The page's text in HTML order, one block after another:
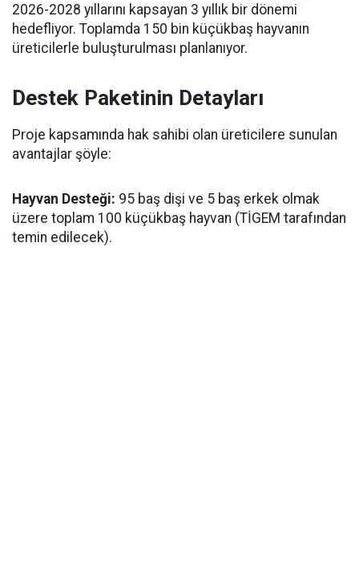
2026-2028 yıllarını kapsayan 3 yıllık bir dönemi
hedefliyor. Toplamda 150 bin küçükbaş hayvanın
üreticilerle buluşturulması planlanıyor.
Destek Paketinin Detayları
Proje kapsamında hak sahibi olan üreticilere sunulan
avantajlar şöyle:
Hayvan Desteği: 95 baş dişi ve 5 baş erkek olmak
üzere toplam 100 küçükbaş hayvan (TİGEM tarafından
temin edilecek).